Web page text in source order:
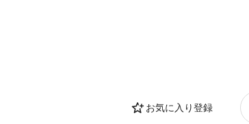
お気に入り登録